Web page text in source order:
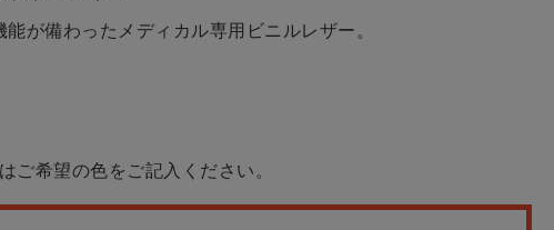
が備わったメディカル専用ビニルレザー。
ご希望の色をご記入ください。